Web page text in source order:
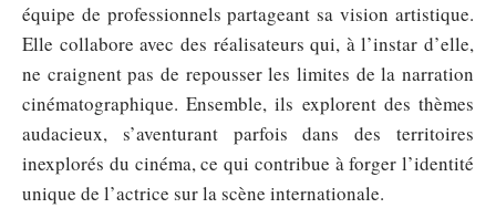
équipe de professionnels partageant sa vision artistique.
Elle collabore avec des réalisateurs qui, à l’instar d’elle,
ne craignent pas de repousser les limites de la narration
cinématographique. Ensemble, ils explorent des thèmes
audacieux, s’aventurant parfois dans des territoires
inexplorés du cinéma, ce qui contribue à forger l’identité
unique de l’actrice sur la scène internationale.